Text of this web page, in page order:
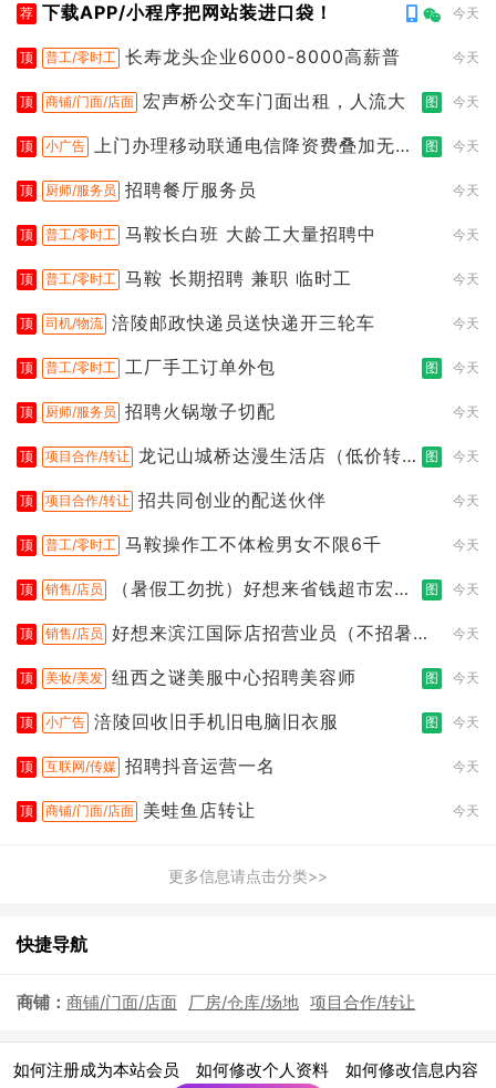
荐 下载APP/小程序把网站装进口袋！ 今天
顶 普工/零时工 长寿龙头企业6000-8000高薪普 今天
顶 商铺/门面/店面 宏声桥公交车门面出租，人流大 图 今天
顶 小广告 上门办理移动联通电信降资费叠加无限
图 今天
顶 厨师/服务员 招聘餐厅服务员 今天
顶 普工/零时工 马鞍长白班 大龄工大量招聘中 今天
顶 普工/零时工 马鞍 长期招聘 兼职 临时工 今天
顶 司机/物流 涪陵邮政快递员送快递开三轮车 今天
顶 普工/零时工 工厂手工订单外包 图 今天
顶 厨师/服务员 招聘火锅墩子切配 今天
顶 项目合作/转让 龙记山城桥达漫生活店（低价转
图 今天
顶 项目合作/转让 招共同创业的配送伙伴 今天
顶 普工/零时工 马鞍操作工不体检男女不限6千 今天
顶 销售/店员
（暑假工勿扰）好想来省钱超市宏声
图 今天
顶 销售/店员 好想来滨江国际店招营业员（不招暑假
今天
顶 美妆/美发 纽西之谜美服中心招聘美容师 图 今天
顶 小广告 涪陵回收旧手机旧电脑旧衣服 图 今天
顶 互联网/传媒 招聘抖音运营一名 今天
顶 商铺/门面/店面 美蛙鱼店转让 今天
更多信息请点击分类>>
快捷导航
商铺： 商铺/门面/店面 厂房/仓库/场地 项目合作/转让
如何注册成为本站会员 如何修改个人资料 如何修改信息内容